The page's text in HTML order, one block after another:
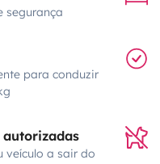
segurança
para conduzir
veículo a sair do